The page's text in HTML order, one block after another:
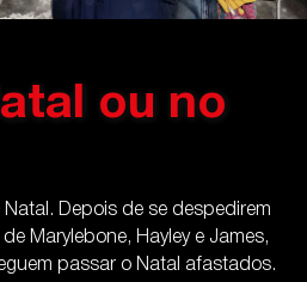
ou no
Depois de se despedirem
Marylebone, Hayley e James,
passar o Natal afastados.